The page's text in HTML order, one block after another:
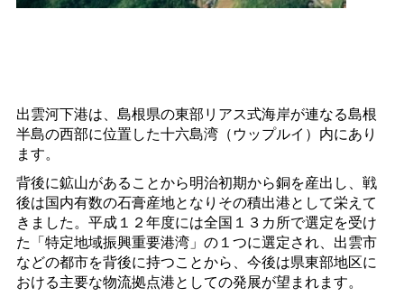
出雲河下港は、島根県の東部リアス式海岸が連なる島根
半島の西部に位置した十六島湾（ウップルイ）内にあり
ます。
背後に鉱山があることから明治初期から銅を産出し、戦
後は国内有数の石膏産地となりその積出港として栄えて
きました。平成１２年度には全国１３カ所で選定を受け
た「特定地域振興重要港湾」の１つに選定され、出雲市
などの都市を背後に持つことから、今後は県東部地区に
おける主要な物流拠点港としての発展が望まれます。